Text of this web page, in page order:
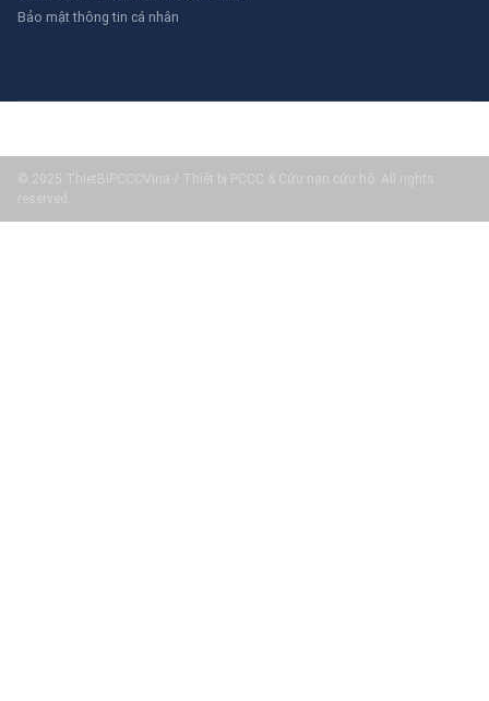
Bảo mật thông tin cá nhân
© 2025 ThietBiPCCCVina / Thiết bị PCCC & Cứu nạn cứu hộ. All rights
reserved.